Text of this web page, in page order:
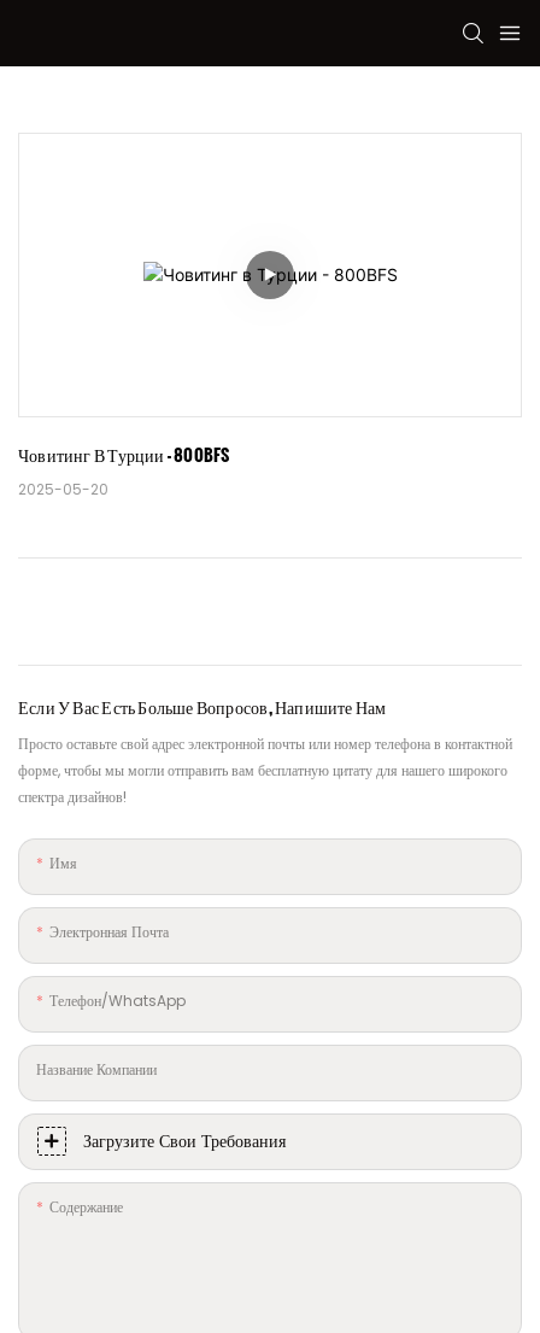
Човитинг В Турции - 800BFS
2025-05-20
Если У Вас Есть Больше Вопросов, Напишите Нам
Просто оставьте свой адрес электронной почты или номер телефона в контактной
форме, чтобы мы могли отправить вам бесплатную цитату для нашего широкого
спектра дизайнов!
Имя
Электронная Почта
Телефон/WhatsApp
Название Компании
Загрузите Свои Требования
Содержание